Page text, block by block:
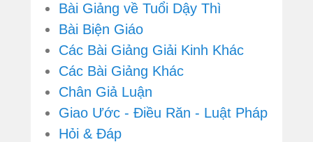
Bài Giảng về Tuổi Dậy Thì
Bài Biện Giáo
Các Bài Giảng Giải Kinh Khác
Các Bài Giảng Khác
Chân Giả Luận
Giao Ước - Điều Răn - Luật Pháp
Hỏi & Đáp